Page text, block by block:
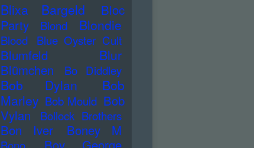
Blixa Bargeld
Bloc
Party
Blond Blondie
Blood Blue Oyster Cult
Blumfeld Blur
Blümchen Bo Diddley
Bob Dylan
Bob
Marley Bob Mould Bob
Vylan
Bollock Brothers
Bon Iver Boney M
Bono Boy George